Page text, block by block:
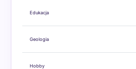
Edukacja
Geologia
Hobby